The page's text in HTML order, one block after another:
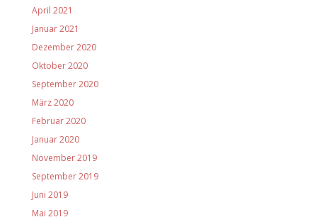
April 2021
Januar 2021
Dezember 2020
Oktober 2020
September 2020
März 2020
Februar 2020
Januar 2020
November 2019
September 2019
Juni 2019
Mai 2019